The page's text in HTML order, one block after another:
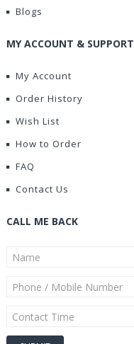
Blogs
MY ACCOUNT & SUPPORT
My Account
Order History
Wish List
How to Order
FAQ
Contact Us
CALL ME BACK